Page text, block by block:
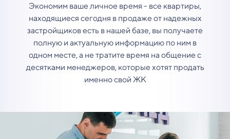
Экономим ваше личное время - все квартиры,
находящиеся сегодня в продаже от надежных
застройщиков есть в нашей базе, вы получаете
полную и актуальную информацию по ним в
одном месте, а не тратите время на общение с
десятками менеджеров, которые хотят продать
именно свой ЖК